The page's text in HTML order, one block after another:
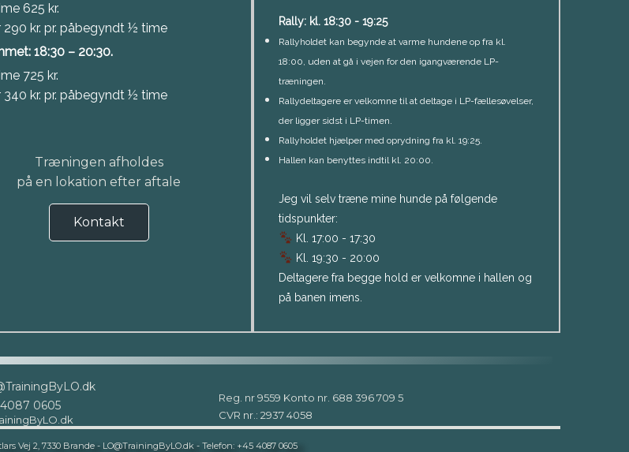
625 kr.
kr. pr. påbegyndt ½ time
18:30 – 20:30.
725 kr.
kr. pr. påbegyndt ½ time
Træningen afholdes
på en lokation efter aftale
Kontakt
Rally: kl. 18:30 - 19:25
Rallyholdet kan begynde at varme hundene op fra kl.
18:00, uden at gå i vejen for den igangværende LP-
træningen.
Rallydeltagere er velkomne til at deltage i LP-fællesøvelser,
der ligger sidst i LP-timen.
Rallyholdet hjælper med oprydning fra kl. 19:25.
Hallen kan benyttes indtil kl. 20:00.
Jeg vil selv træne mine hunde på følgende
tidspunkter:
Kl. 17:00 - 17:30
Kl. 19:30 - 20:00
Deltagere fra begge hold er velkomne i hallen og
på banen imens.
0605
Reg. nr 9559 Konto nr. 688 396 709 5
CVR nr.: 2937 4058
Vej 2, 7330 Brande - LO@TrainingByLO.dk - Telefon: +45 4087 0605